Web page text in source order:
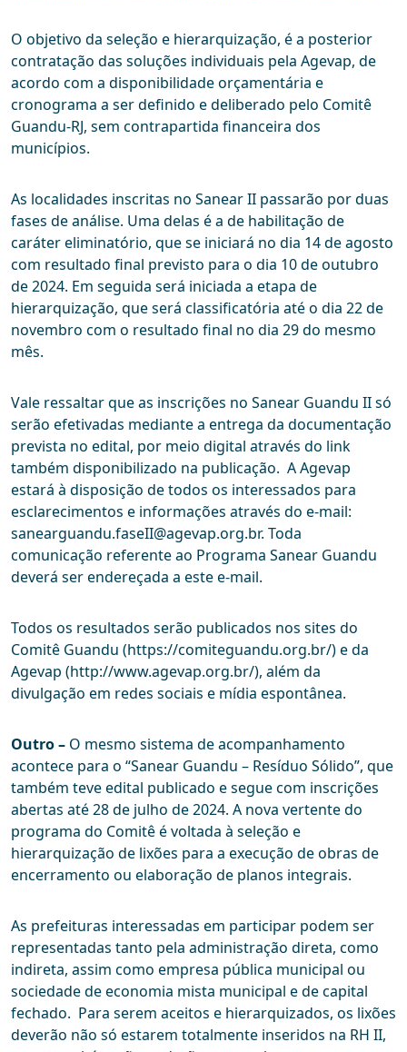
O objetivo da seleção e hierarquização, é a posterior
contratação das soluções individuais pela Agevap, de
acordo com a disponibilidade orçamentária e
cronograma a ser definido e deliberado pelo Comitê
Guandu-RJ, sem contrapartida financeira dos
municípios.
As localidades inscritas no Sanear II passarão por duas
fases de análise. Uma delas é a de habilitação de
caráter eliminatório, que se iniciará no dia 14 de agosto
com resultado final previsto para o dia 10 de outubro
de 2024. Em seguida será iniciada a etapa de
hierarquização, que será classificatória até o dia 22 de
novembro com o resultado final no dia 29 do mesmo
mês.
Vale ressaltar que as inscrições no Sanear Guandu II só
serão efetivadas mediante a entrega da documentação
prevista no edital, por meio digital através do link
também disponibilizado na publicação. A Agevap
estará à disposição de todos os interessados para
esclarecimentos e informações através do e-mail:
sanearguandu.faseII@agevap.org.br. Toda
comunicação referente ao Programa Sanear Guandu
deverá ser endereçada a este e-mail.
Todos os resultados serão publicados nos sites do
Comitê Guandu (https://comiteguandu.org.br/) e da
Agevap (http://www.agevap.org.br/), além da
divulgação em redes sociais e mídia espontânea.
Outro – O mesmo sistema de acompanhamento
acontece para o “Sanear Guandu – Resíduo Sólido”, que
também teve edital publicado e segue com inscrições
abertas até 28 de julho de 2024. A nova vertente do
programa do Comitê é voltada à seleção e
hierarquização de lixões para a execução de obras de
encerramento ou elaboração de planos integrais.
As prefeituras interessadas em participar podem ser
representadas tanto pela administração direta, como
indireta, assim como empresa pública municipal ou
sociedade de economia mista municipal e de capital
fechado. Para serem aceitos e hierarquizados, os lixões
deverão não só estarem totalmente inseridos na RH II,